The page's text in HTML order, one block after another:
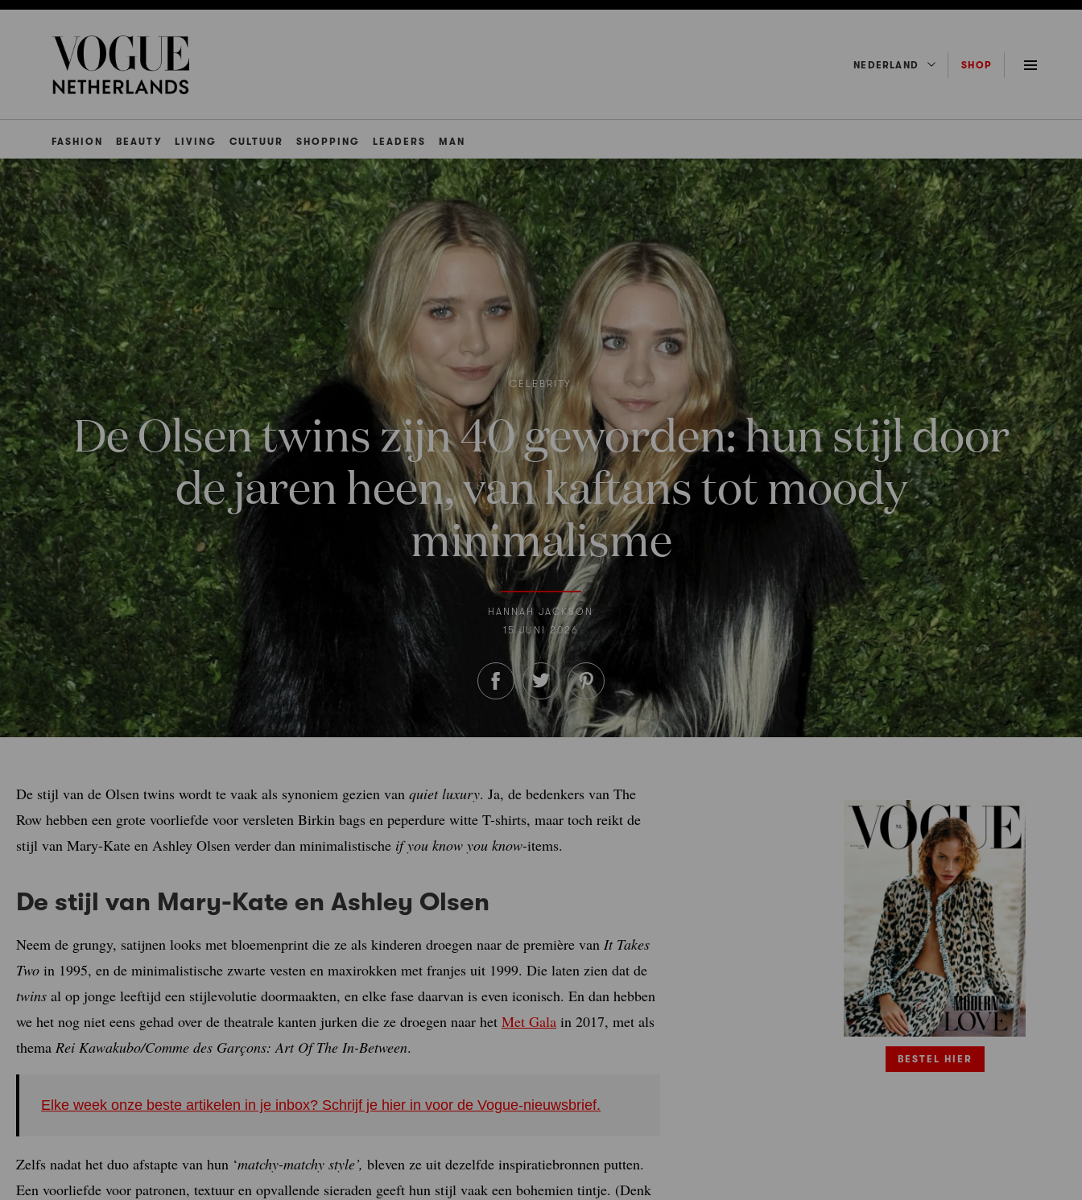
NEDERLAND SHOP
FASHION BEAUTY LIVING CULTUUR SHOPPING LEADERS MAN
CELEBRITY
De Olsen twins zijn 40 geworden: hun stijl door
de jaren heen, van kaftans tot moody
minimalisme
HANNAH JACKSON
15 JUNI 2026
De stijl van de Olsen twins wordt te vaak als synoniem gezien van quiet luxury. Ja, de bedenkers van The
Row hebben een grote voorliefde voor versleten Birkin bags en peperdure witte T-shirts, maar toch reikt de
stijl van Mary-Kate en Ashley Olsen verder dan minimalistische if you know you know-items.
De stijl van Mary-Kate en Ashley Olsen
Neem de grungy, satijnen looks met bloemenprint die ze als kinderen droegen naar de première van It Takes
Two in 1995, en de minimalistische zwarte vesten en maxirokken met franjes uit 1999. Die laten zien dat de
twins al op jonge leeftijd een stijlevolutie doormaakten, en elke fase daarvan is even iconisch. En dan hebben
we het nog niet eens gehad over de theatrale kanten jurken die ze droegen naar het Met Gala in 2017, met als
thema Rei Kawakubo/Comme des Garçons: Art Of The In-Between.
Elke week onze beste artikelen in je inbox? Schrijf je hier in voor de Vogue-nieuwsbrief.
Zelfs nadat het duo afstapte van hun ‘matchy-matchy style’, bleven ze uit dezelfde inspiratiebronnen putten.
Een voorliefde voor patronen, textuur en opvallende sieraden geeft hun stijl vaak een bohemien tintje. (Denk
BESTEL HIER